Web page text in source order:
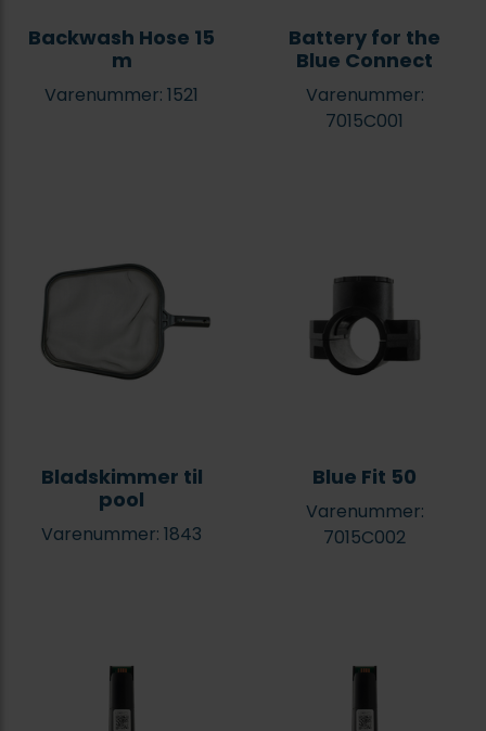
Backwash Hose 15
m
Varenummer: 1521
Battery for the
Blue Connect
Varenummer:
7015C001
Bladskimmer til
pool
Varenummer: 1843
Blue Fit 50
Varenummer:
7015C002